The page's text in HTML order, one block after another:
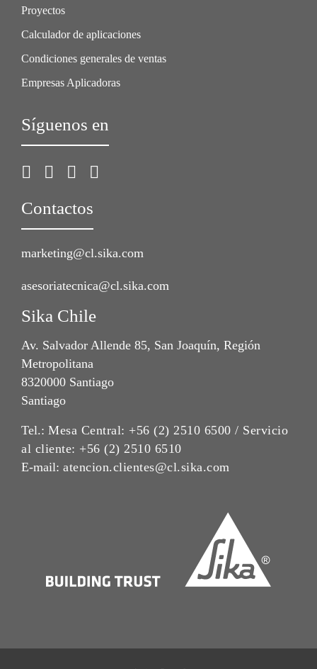
Proyectos
Calculador de aplicaciones
Condiciones generales de ventas
Empresas Aplicadoras
Síguenos en
Contactos
marketing@cl.sika.com
asesoriatecnica@cl.sika.com
Sika Chile
Av. Salvador Allende 85, San Joaquín, Región
Metropolitana
8320000 Santiago
Santiago
Tel.: Mesa Central: +56 (2) 2510 6500 / Servicio
al cliente: +56 (2) 2510 6510
E-mail: atencion.clientes@cl.sika.com